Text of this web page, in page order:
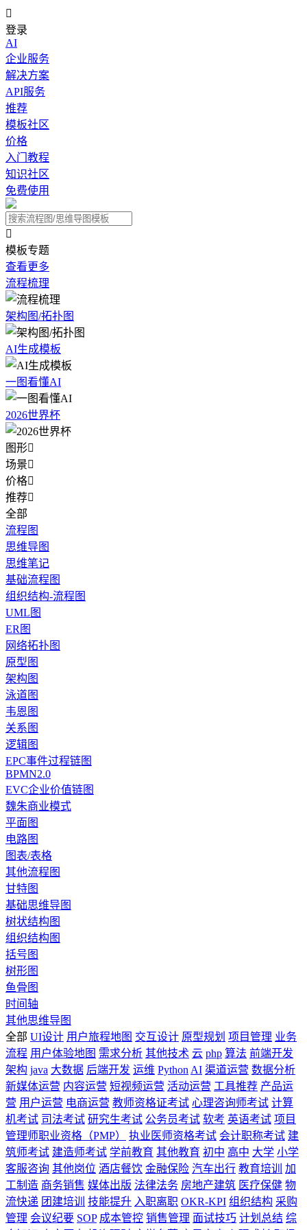

登录
AI
企业服务
解决方案
API服务
推荐
模板社区
价格
入门教程
知识社区
免费使用

模板专题
查看更多
流程梳理
架构图/拓扑图
AI生成模板
一图看懂AI
2026世界杯
图形
场景
价格
推荐
全部
流程图
思维导图
思维笔记
基础流程图
组织结构-流程图
UML图
ER图
网络拓扑图
原型图
架构图
泳道图
韦恩图
关系图
逻辑图
EPC事件过程链图
BPMN2.0
EVC企业价值链图
魏朱商业模式
平面图
电路图
图表/表格
其他流程图
甘特图
基础思维导图
树状结构图
组织结构图
括号图
树形图
鱼骨图
时间轴
其他思维导图
全部 UI设计 用户旅程地图 交互设计 原型规划 项目管理 业务
流程 用户体验地图 需求分析 其他技术 云 php 算法 前端开发
架构 java 大数据 后端开发 运维 Python AI 渠道运营 数据分析
新媒体运营 内容运营 短视频运营 活动运营 工具推荐 产品运
营 用户运营 电商运营 教师资格证考试 心理咨询师考试 计算
机考试 司法考试 研究生考试 公务员考试 软考 英语考试 项目
管理师职业资格（PMP）
执业医师资格考试 会计职称考试 建
筑师考试 建造师考试 学前教育 其他教育 初中 高中 大学 小学
客服咨询 其他岗位 酒店餐饮 金融保险 汽车出行 教育培训
加
工制造 商务销售 媒体出版 法律法务 房地产建筑 医疗保健 物
流快递 团建培训 技能提升 入职离职 OKR-KPI 组织结构 采购
管理 会议纪要 SOP 成本管控 销售管理 面试技巧 计划总结 综